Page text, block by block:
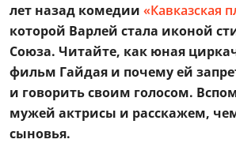
лет назад комедии «Кавказская
которой Варлей стала иконой
Союза. Читайте, как юная
фильм Гайдая и почему ей
и говорить своим голосом.
мужей актрисы и расскажем,
сыновья.